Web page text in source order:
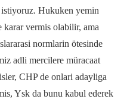
Hukuken yemin
vermis olabilir, ama
normlarin ötesinde
adli mercilere müracaat
CHP de onlari adayliga
Ysk da bunu kabul ederek